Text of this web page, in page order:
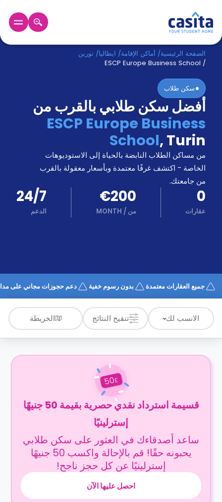
الرئيسية عربي EUR
دخول
حجز
السكن
من
نحن؟
المدونة
أخبر
أصدقائك
و
اكسب
كن
شريكا
الدعم
كيف
تعمل؟
الأسئلة
الشائعة
الصفحة الرئيسية/ أماكن الإقامة/ ايطاليا/ تورين
/
ESCP Europe Business School
سكن طلاب
أفضل سكن طلابي بالقرب من
ESCP Europe Business
School, Turin
من مساكن الطلاب النابضة بالحياة إلى الاستوديوهات
الخاصة - اكتشف غرفًا معتمدة وبأسعار معقولة بالقرب
من جامعتك.
0
عقارات
€200
من /
MONTH
24/7
الدعم
جميع العقارات معتمدة بدون رسوم خفية دعم حجوزات مجاني على مدار
الانسب لك تنقيح النتائج الخريطة
£
50
قسيمة استرداد نقدي حصرية بقيمة 50 جنيهًا
إسترلينيًا
ساعد أصدقاءك في العثور على سكن طلابي
يحبونه حقًا! قم بالإحالة واكسب 50 جنيهًا
إسترلينيًا عن كل حجز ناجح!
احصل عليها الآن